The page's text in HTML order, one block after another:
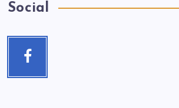
Social